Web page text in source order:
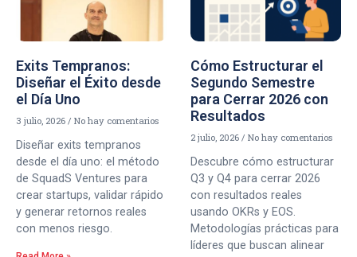
Exits Tempranos:
Diseñar el Éxito desde
el Día Uno
3 julio, 2026 No hay comentarios
Diseñar exits tempranos
desde el día uno: el método
de SquadS Ventures para
crear startups, validar rápido
y generar retornos reales
con menos riesgo.
Cómo Estructurar el
Segundo Semestre
para Cerrar 2026 con
Resultados
2 julio, 2026 No hay comentarios
Descubre cómo estructurar
Q3 y Q4 para cerrar 2026
con resultados reales
usando OKRs y EOS.
Metodologías prácticas para
líderes que buscan alinear